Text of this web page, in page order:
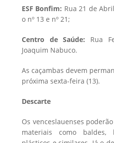
ESF Bonfim: Rua 21 de
o nº 13 e nº 21;
Centro de Saúde: Rua
Joaquim Nabuco.
As caçambas devem
próxima sexta-feira (13).
Descarte
Os venceslauenses
materiais como baldes,